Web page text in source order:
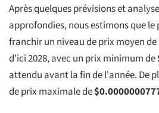
Après quelques prévisions et
approfondies, nous estimons que le
franchir un niveau de prix moyen de
d'ici 2028, avec un prix minimum de
attendu avant la fin de l'année. De
de prix maximale de$